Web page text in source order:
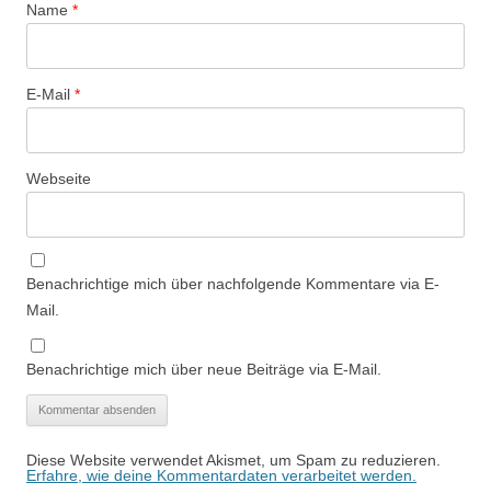
Name *
E-Mail *
Webseite
Benachrichtige mich über nachfolgende Kommentare via E-
Mail.
Benachrichtige mich über neue Beiträge via E-Mail.
Diese Website verwendet Akismet, um Spam zu reduzieren.
Erfahre, wie deine Kommentardaten verarbeitet werden.